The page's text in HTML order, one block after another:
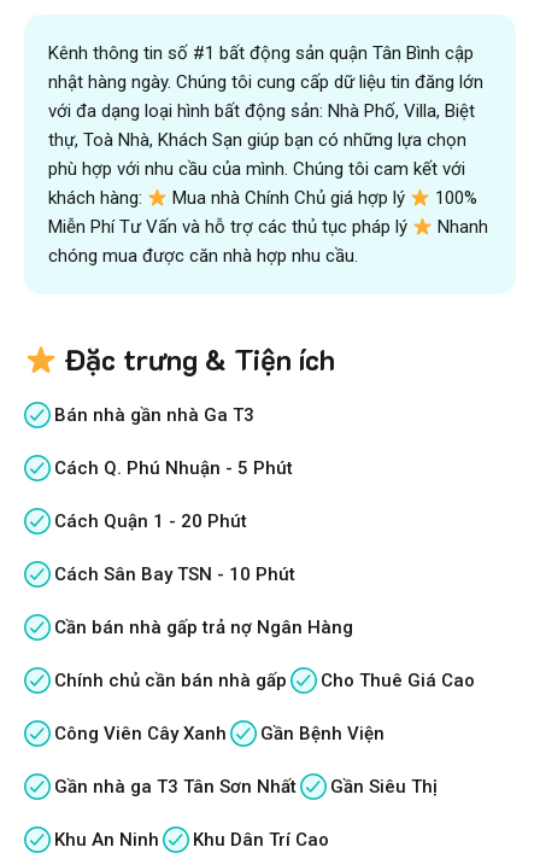
Kênh thông tin số #1 bất động sản quận Tân Bình cập
nhật hàng ngày. Chúng tôi cung cấp dữ liệu tin đăng lớn
với đa dạng loại hình bất động sản: Nhà Phố, Villa, Biệt
thự, Toà Nhà, Khách Sạn giúp bạn có những lựa chọn
phù hợp với nhu cầu của mình. Chúng tôi cam kết với
khách hàng:
Mua nhà Chính Chủ giá hợp lý
100%
Miễn Phí Tư Vấn và hỗ trợ các thủ tục pháp lý
Nhanh
chóng mua được căn nhà hợp nhu cầu.
Đặc trưng & Tiện ích
Bán nhà gần nhà Ga T3
Cách Q. Phú Nhuận - 5 Phút
Cách Quận 1 - 20 Phút
Cách Sân Bay TSN - 10 Phút
Cần bán nhà gấp trả nợ Ngân Hàng
Chính chủ cần bán nhà gấp Cho Thuê Giá Cao
Công Viên Cây Xanh Gần Bệnh Viện
Gần nhà ga T3 Tân Sơn Nhất Gần Siêu Thị
Khu An Ninh Khu Dân Trí Cao